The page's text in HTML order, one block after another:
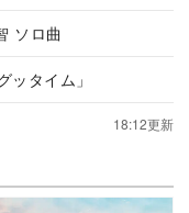
ソロ曲
タイム」
18:12更新